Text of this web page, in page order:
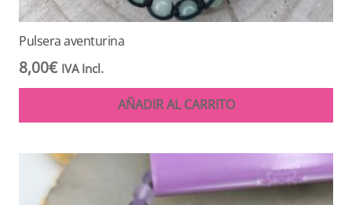
Pulsera aventurina
8,00€ IVA Incl.
AÑADIR AL CARRITO